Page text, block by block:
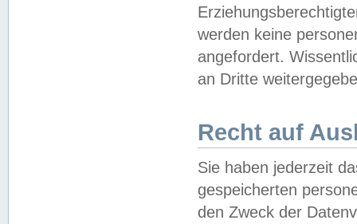
werden keine
angefordert.
an Dritte
Recht auf
Sie haben jederzeit
gespeicherten
den Zweck der